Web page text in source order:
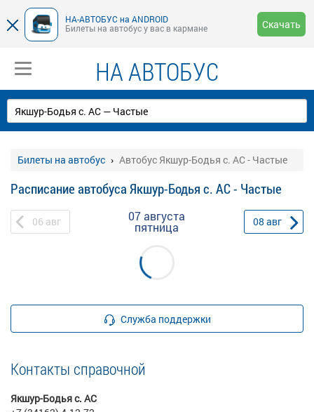
НА-АВТОБУС на ANDROID
Билеты на автобус у вас в кармане
Скачать
НА АВТОБУС
Билеты на автобус Автобус Якшур-Бодья с. АС - Частые
Расписание автобуса Якшур-Бодья с. АС - Частые
06 авг 07 августа
пятница 08 авг
Служба поддержки
Контакты справочной
Якшур-Бодья с. АС